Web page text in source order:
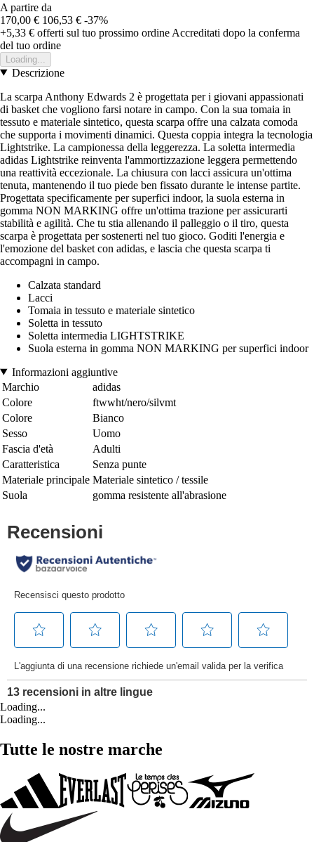
A partire da
170,00 € 106,53 € -37%
+5,33 € offerti sul tuo prossimo ordine Accreditati dopo la conferma
del tuo ordine
Loading...
Descrizione
La scarpa Anthony Edwards 2 è progettata per i giovani appassionati
di basket che vogliono farsi notare in campo. Con la sua tomaia in
tessuto e materiale sintetico, questa scarpa offre una calzata comoda
che supporta i movimenti dinamici. Questa coppia integra la tecnologia
Lightstrike. La campionessa della leggerezza. La soletta intermedia
adidas Lightstrike reinventa l'ammortizzazione leggera permettendo
una reattività eccezionale. La chiusura con lacci assicura un'ottima
tenuta, mantenendo il tuo piede ben fissato durante le intense partite.
Progettata specificamente per superfici indoor, la suola esterna in
gomma NON MARKING offre un'ottima trazione per assicurarti
stabilità e agilità. Che tu stia allenando il palleggio o il tiro, questa
scarpa è progettata per sostenerti nel tuo gioco. Goditi l'energia e
l'emozione del basket con adidas, e lascia che questa scarpa ti
accompagni in campo.
Calzata standard
Lacci
Tomaia in tessuto e materiale sintetico
Soletta in tessuto
Soletta intermedia LIGHTSTRIKE
Suola esterna in gomma NON MARKING per superfici indoor
Informazioni aggiuntive
Marchio
adidas
Colore
ftwwht/nero/silvmt
Colore
Bianco
Sesso
Uomo
Fascia d'età
Adulti
Caratteristica
Senza punte
Materiale principale Materiale sintetico / tessile
Suola
gomma resistente all'abrasione
Loading...
Loading...
Tutte le nostre marche